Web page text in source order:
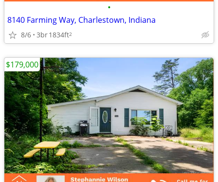
•
8140 Farming Way, Charlestown, Indiana
8/6 3br1834ft2
$179,000